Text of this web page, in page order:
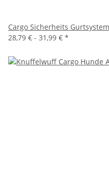
Cargo Sicherheits Gurtsystem
28,79 € - 31,99 € *